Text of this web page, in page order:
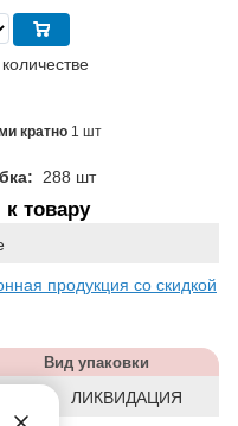
кратно 1 шт
288 шт
товару
продукция со скидкой
Вид упаковки
ЛИКВИДАЦИЯ